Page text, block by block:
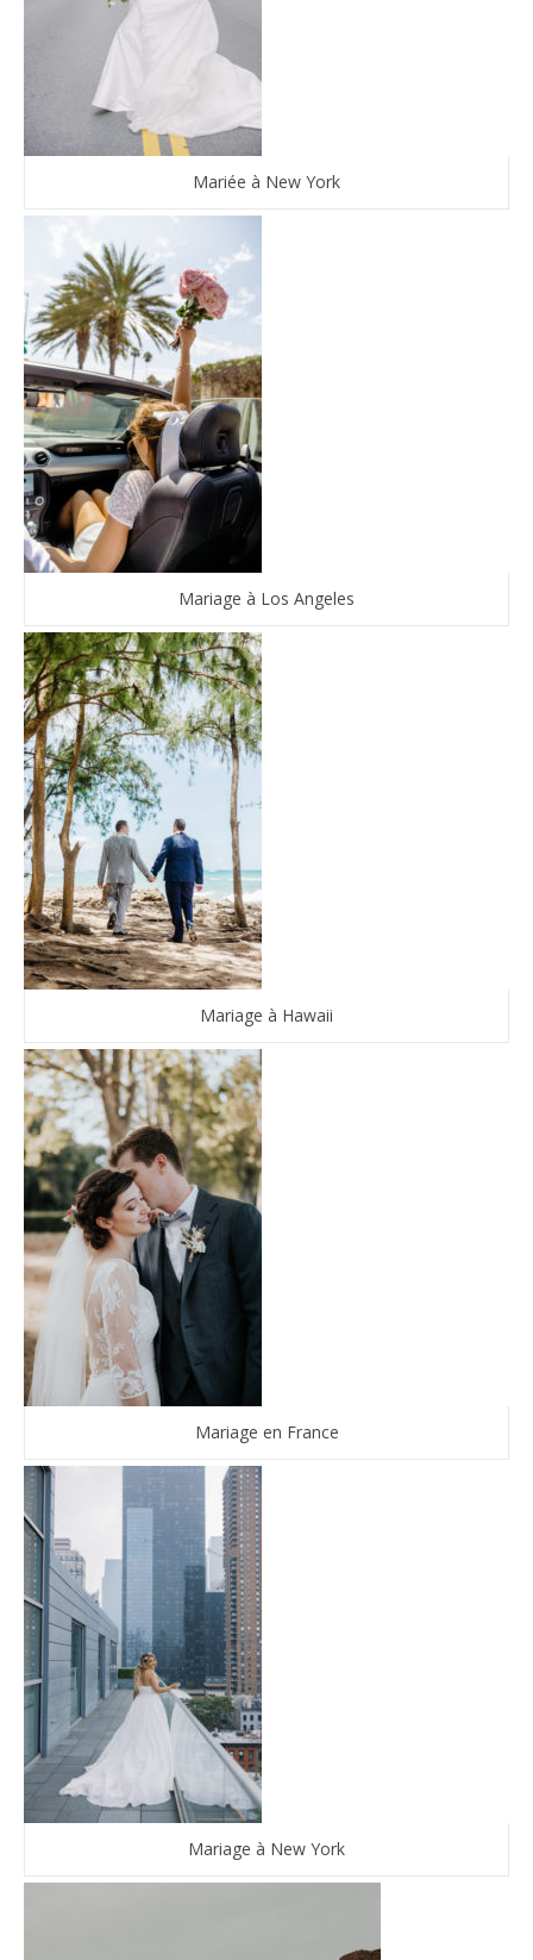
Mariée à New York
Mariage à Los Angeles
Mariage à Hawaii
Mariage en France
Mariage à New York